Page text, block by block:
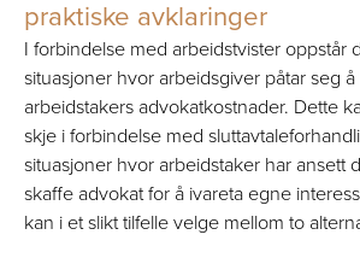
praktiske avklaringer
I forbindelse med arbeidstvister oppstår
situasjoner hvor arbeidsgiver påtar seg
arbeidstakers advokatkostnader. Dette
skje i forbindelse med
situasjoner hvor arbeidstaker har ansett
skaffe advokat for å ivareta egne
kan i et slikt tilfelle velge mellom to